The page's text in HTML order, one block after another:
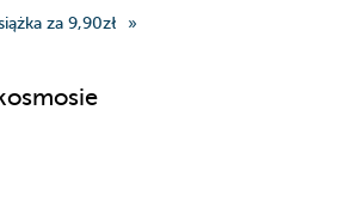
za 9,90zł